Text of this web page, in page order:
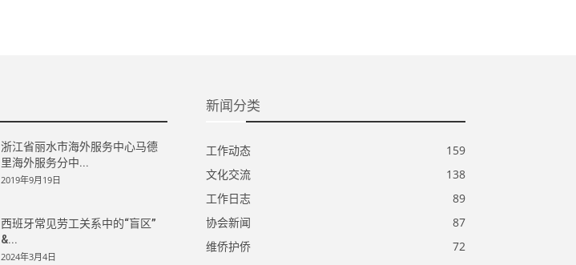
浙江省丽水市海外服务中心马德
里海外服务分中...
2019年9月19日
西班牙常见劳工关系中的“盲区”
&...
2024年3月4日
新闻分类
工作动态
159
文化交流
138
工作日志
89
协会新闻
87
维侨护侨
72